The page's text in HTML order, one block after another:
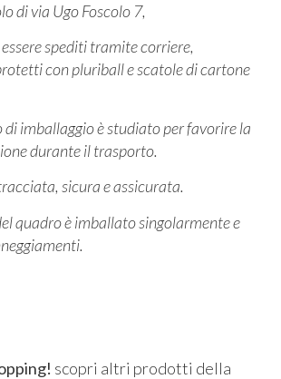
di via Ugo Foscolo 7,
spediti tramite corriere,
con pluriball e scatole di cartone
di imballaggio è studiato per favorire la
durante il trasporto.
sicura e assicurata.
quadro è imballato singolarmente e
scopri altri prodotti della